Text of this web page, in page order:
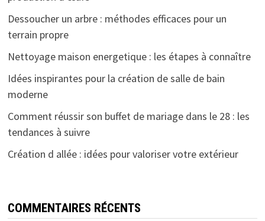
Dessoucher un arbre : méthodes efficaces pour un
terrain propre
Nettoyage maison energetique : les étapes à connaître
Idées inspirantes pour la création de salle de bain
moderne
Comment réussir son buffet de mariage dans le 28 : les
tendances à suivre
Création d allée : idées pour valoriser votre extérieur
COMMENTAIRES RÉCENTS